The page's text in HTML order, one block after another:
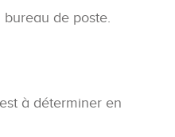
de poste.
à déterminer en